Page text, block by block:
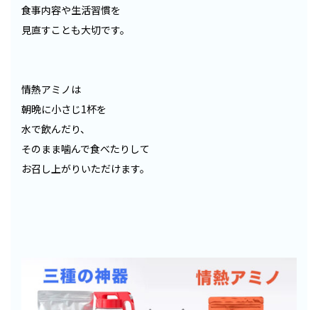
食事内容や生活習慣を
見直すことも大切です。
情熱アミノは
朝晩に小さじ1杯を
水で飲んだり、
そのまま噛んで食べたりして
お召し上がりいただけます。